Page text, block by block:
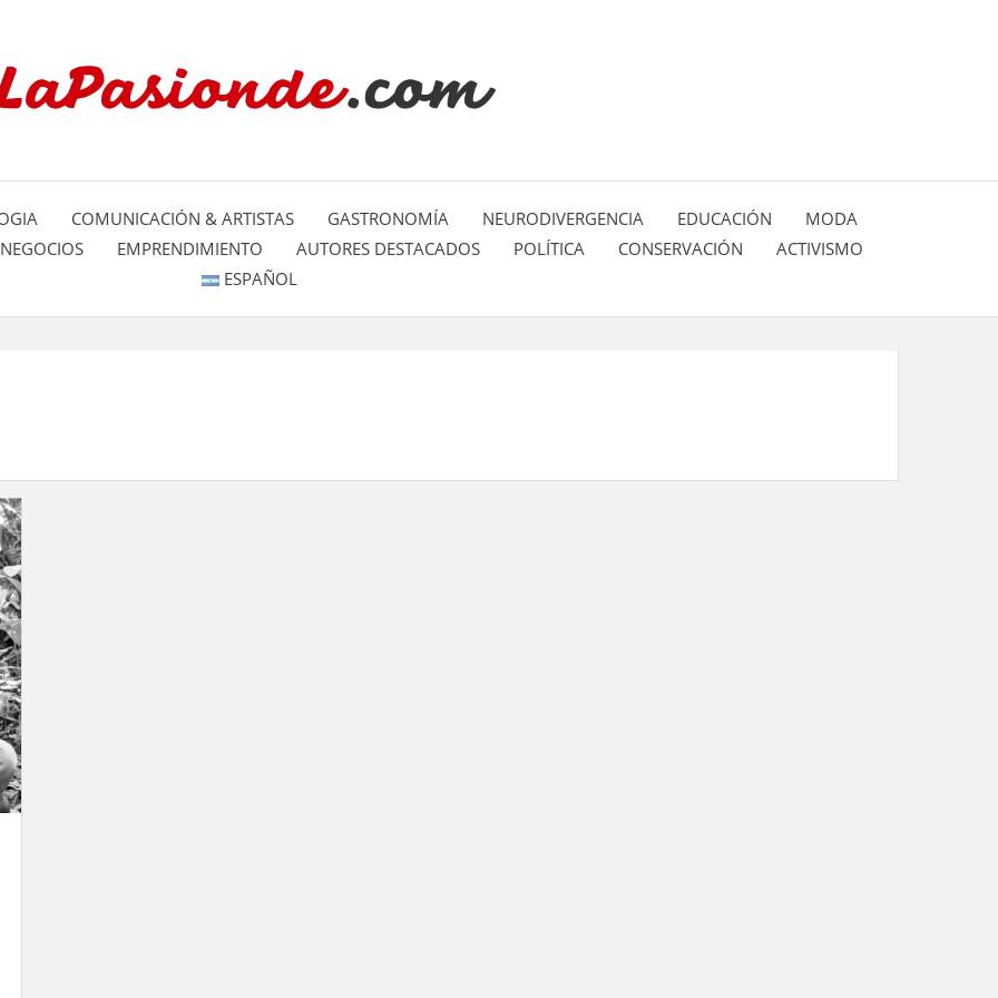
LA PASIÓN DE:
COMUNICACIÓN & ARTISTAS GASTRONOMÍA NEURODIVERGENCIA EDUCACIÓN
MODA
NEGOCIOS EMPRENDIMIENTO AUTORES DESTACADOS POLÍTICA CONSERVACIÓN
ACTIVISMO
ESPAÑOL